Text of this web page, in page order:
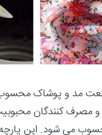
مد و پوشاک
کنندگان
می شود. این